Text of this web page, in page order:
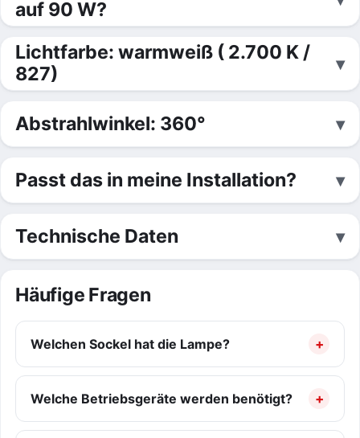
auf 90 W?
Lichtfarbe: warmweiß ( 2.700 K /
827)
Abstrahlwinkel: 360°
Passt das in meine Installation?
Technische Daten
Häufige Fragen
Welchen Sockel hat die Lampe?
Welche Betriebsgeräte werden benötigt?